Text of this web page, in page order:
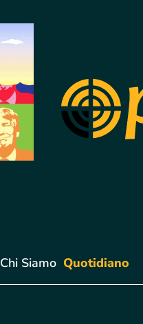
Chi Siamo Quotidiano